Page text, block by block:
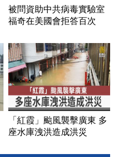
被問資助中共病毒實驗室
福奇在美國會拒答百次
「紅霞」颱風襲擊廣東 多
座水庫洩洪造成洪災